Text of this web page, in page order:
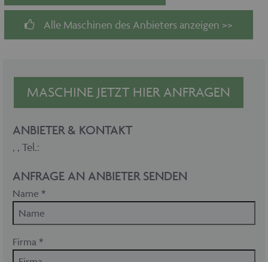
Alle Maschinen des Anbieters anzeigen >>
MASCHINE JETZT HIER ANFRAGEN
ANBIETER & KONTAKT
, , Tel.:
ANFRAGE AN ANBIETER SENDEN
Name *
Firma *